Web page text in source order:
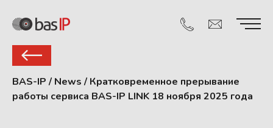
BAS-IP / News / Кратковременное прерывание
работы сервиса BAS-IP LINK 18 ноября 2025 года